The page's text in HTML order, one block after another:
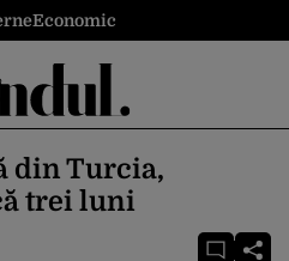
Economic
din Turcia,
trei luni